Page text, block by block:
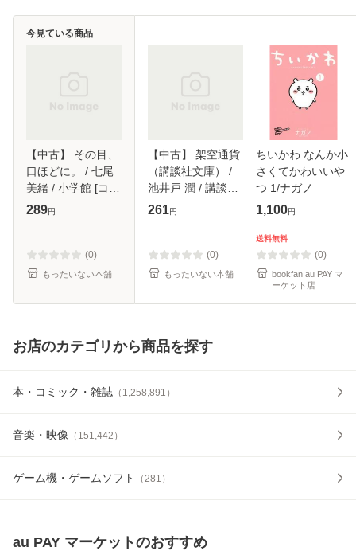
【中古】 その目、
口ほどに。 / 七尾
美緒 / 小学館 [コミ
ック]【メール便送
289円
(0)
もったいない本舗
今見ている商品
【中古】 架空通貨
（講談社文庫） /
池井戸 潤 / 講談社
[文庫]【メール便送
261円
(0)
もったいない本舗
ちいかわ なんか小
さくてかわいいや
つ 1/ナガノ
1,100円
送料無料
(0)
bookfan au PAY マ
ーケット店
お店のカテゴリから商品を探す
本・コミック・雑誌 （ 1,258,891 ）
音楽・映像 （ 151,442 ）
ゲーム機・ゲームソフト （281 ）
au PAY マーケットのおすすめ